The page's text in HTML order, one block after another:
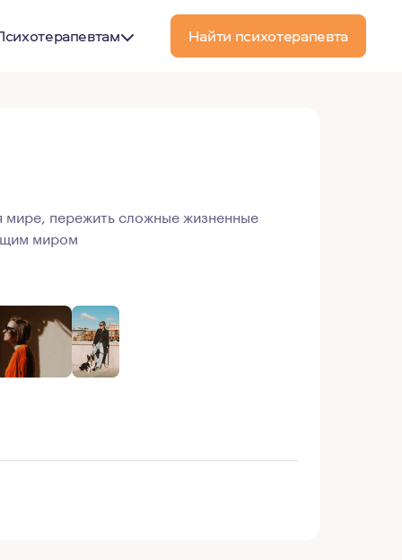
Найти психотерапевта
пережить сложные жизненные
миром